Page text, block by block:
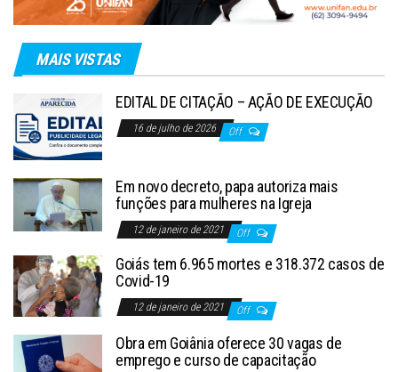
MAIS VISTAS
EDITAL DE CITAÇÃO – AÇÃO DE EXECUÇÃO
16 de julho de 2026 Off
Em novo decreto, papa autoriza mais
funções para mulheres na Igreja
12 de janeiro de 2021 Off
Goiás tem 6.965 mortes e 318.372 casos de
Covid-19
12 de janeiro de 2021 Off
Obra em Goiânia oferece 30 vagas de
emprego e curso de capacitação